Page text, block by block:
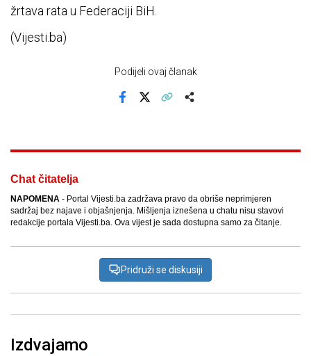
žrtava rata u Federaciji BiH.
(Vijesti.ba)
Podijeli ovaj članak
Chat čitatelja
NAPOMENA - Portal Vijesti.ba zadržava pravo da obriše neprimjeren
sadržaj bez najave i objašnjenja. Mišljenja iznešena u chatu nisu stavovi
redakcije portala Vijesti.ba. Ova vijest je sada dostupna samo za čitanje.
Pridruži se diskusiji
Izdvajamo